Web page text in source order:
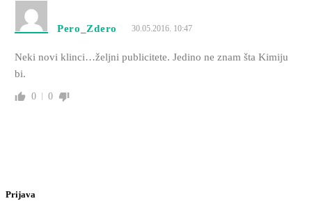
Pero_Zdero 30.05.2016. 10:47
Neki novi klinci…željni publicitete. Jedino ne znam šta Kimiju
bi.
0 0
Prijava